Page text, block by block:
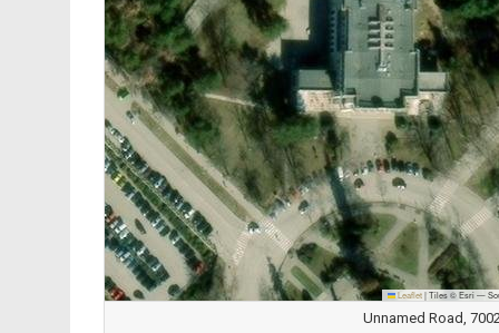
Leaflet|Tiles © Esri —
Unnamed Road,